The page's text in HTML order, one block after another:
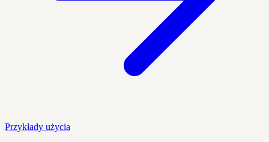
Przykłady użycia